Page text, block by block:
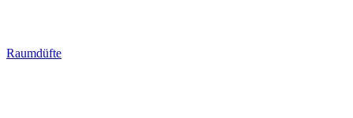
Raumdüfte